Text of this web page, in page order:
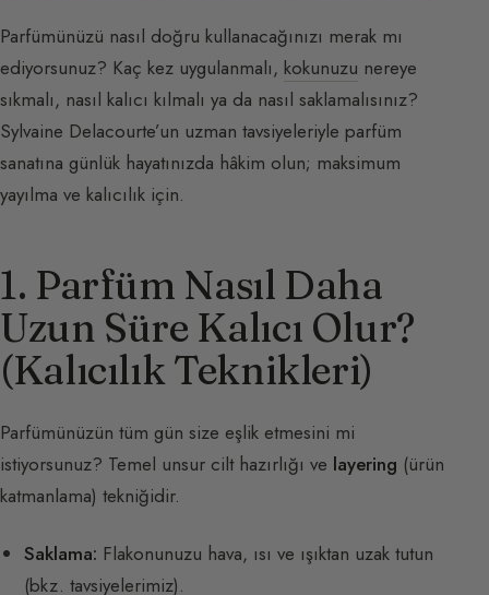
Parfümünüzü nasıl doğru kullanacağınızı merak mı
ediyorsunuz? Kaç kez uygulanmalı, kokunuzu nereye
sıkmalı, nasıl kalıcı kılmalı ya da nasıl saklamalısınız?
Sylvaine Delacourte’un uzman tavsiyeleriyle parfüm
sanatına günlük hayatınızda hâkim olun; maksimum
yayılma ve kalıcılık için.
1. Parfüm Nasıl Daha
Uzun Süre Kalıcı Olur?
(Kalıcılık Teknikleri)
Parfümünüzün tüm gün size eşlik etmesini mi
istiyorsunuz? Temel unsur cilt hazırlığı ve layering (ürün
katmanlama) tekniğidir.
Saklama: Flakonunuzu hava, ısı ve ışıktan uzak tutun
(bkz. tavsiyelerimiz).